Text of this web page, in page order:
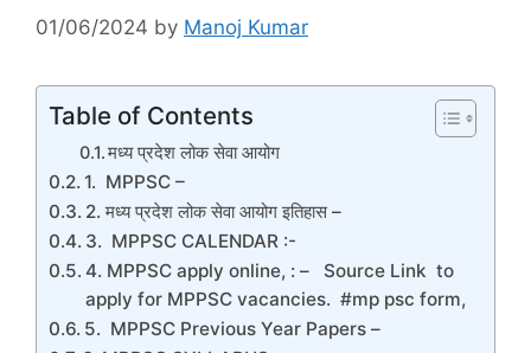
01/06/2024 by Manoj Kumar
Table of Contents
मध्य प्रदेश लोक सेवा आयोग
1. MPPSC –
2. मध्य प्रदेश लोक सेवा आयोग इतिहास –
3. MPPSC CALENDAR :-
4. MPPSC apply online, : – Source Link to
apply for MPPSC vacancies. #mp psc form,
5. MPPSC Previous Year Papers –